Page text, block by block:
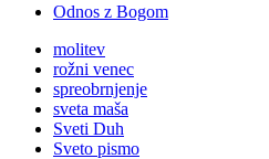
Odnos z Bogom
molitev
rožni venec
spreobrnjenje
sveta maša
Sveti Duh
Sveto pismo